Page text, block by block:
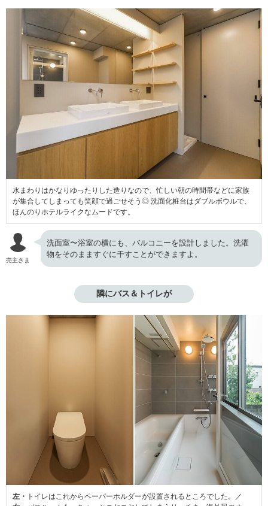
水まわりはかなりゆったりした造りなので、忙しい朝の時間帯などに家族
が集合してしまっても笑顔で過ごせそう◎ 洗面化粧台はダブルボウルで、
ほんのりホテルライクなムードです。
売主さま
洗面室〜浴室の横にも、バルコニーを設計しました。洗濯
物をそのまますぐに干すことができますよ。
隣にバス＆トイレが
左・ トイレはこれからペーパーホルダーが設置されるところでした。／